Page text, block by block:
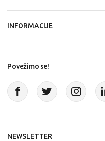
INFORMACIJE
Povežimo se!
NEWSLETTER